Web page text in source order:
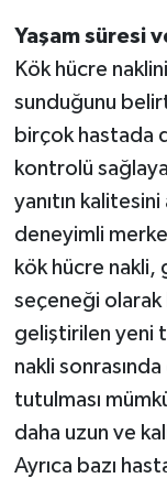
Yaşam süresi
Kök hücre
sunduğunu
birçok hastada
kontrolü
yanıtın
deneyimli
kök hücre
seçeneği olarak
geliştirilen yeni
nakli
tutulması
daha uzun ve
Ayrıca bazı